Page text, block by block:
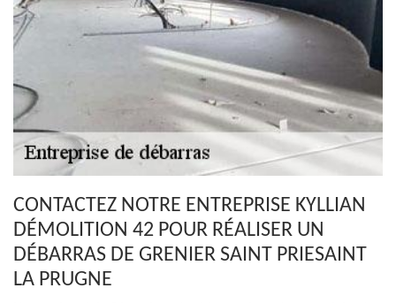
CONTACTEZ NOTRE ENTREPRISE KYLLIAN
DÉMOLITION 42 POUR RÉALISER UN
DÉBARRAS DE GRENIER SAINT PRIESAINT
LA PRUGNE